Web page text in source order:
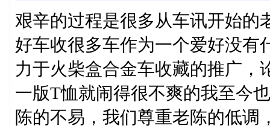
艰辛的过程是很多从车讯开始的
好车收很多车作为一个爱好没有
力于火柴盒合金车收藏的推广，
一版T恤就闹得很不爽的我至今
陈的不易，我们尊重老陈的低调